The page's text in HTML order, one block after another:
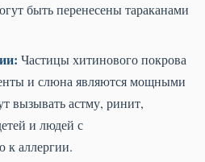
быть перенесены тараканами
Частицы хитинового покрова
и слюна являются мощными
вызывать астму, ринит,
и людей с
к аллергии.